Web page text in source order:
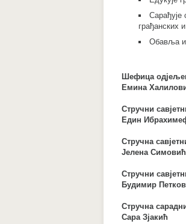
Сарађује
грађанских
Обавља и
Шефица
Емина
Стручни
Един
Стручна
Јелена Симовић
Стручни
Будимир
Стручна
Сара Зјакић